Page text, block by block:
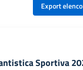
Export
Sportiva